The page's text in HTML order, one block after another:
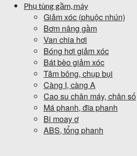
Phụ tùng gầm, máy
Giảm xóc (phuộc nhún)
Bơm nâng gầm
Van chia hơi
Bóng hơi giảm xóc
Bát bèo giảm xóc
Tăm bông, chụp bụi
Càng I, càng A
Cao su chân máy, chân số
Má phanh, đĩa phanh
Bi moay ơ
ABS, tổng phanh